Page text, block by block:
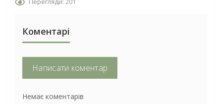
Коментарі
Написати коментар
Немає коментарів